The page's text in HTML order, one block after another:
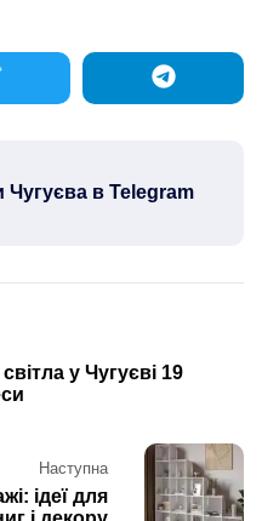
в Telegram
у Чугуєві 19
Наступна
ідеї для